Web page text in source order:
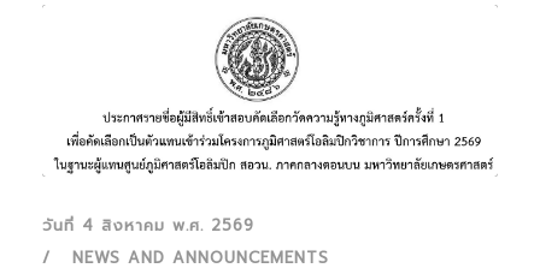
วันที่ 4 สิงหาคม พ.ศ. 2569
NEWS AND ANNOUNCEMENTS